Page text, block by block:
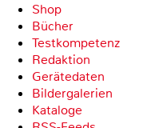
Shop
Bücher
Testkompetenz
Redaktion
Gerätedaten
Bildergalerien
Kataloge